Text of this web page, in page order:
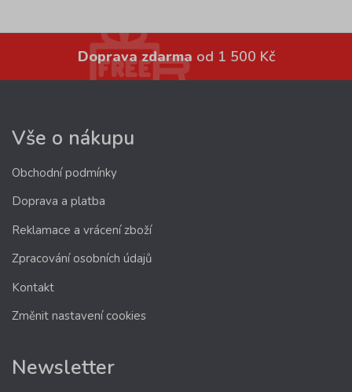
Doprava zdarma od 1 500 Kč
Vše o nákupu
Obchodní podmínky
Doprava a platba
Reklamace a vrácení zboží
Zpracování osobních údajů
Kontakt
Změnit nastavení cookies
Newsletter